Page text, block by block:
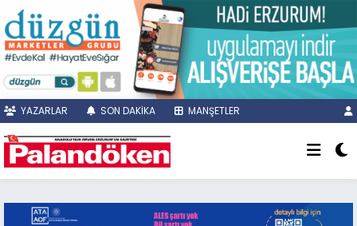
YAZARLAR SON DAKİKA MANŞETLER